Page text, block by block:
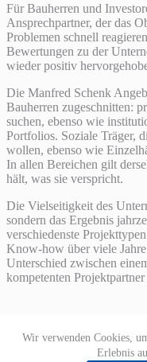
Wir verwenden Cookies,
Erlebnis
Für Bauherren und
Ansprechpartner, der das
Problemen schnell
Bewertungen zu der
wieder positiv
Die Manfred Schenk
Bauherren zugeschnitten:
suchen, ebenso wie
Portfolios. Soziale Träger,
wollen, ebenso wie
In allen Bereichen gilt
hält, was sie verspricht.
Die Vielseitigkeit des
sondern das Ergebnis
verschiedenste
Know-how über viele
Unterschied zwischen
kompetenten Projektpartner